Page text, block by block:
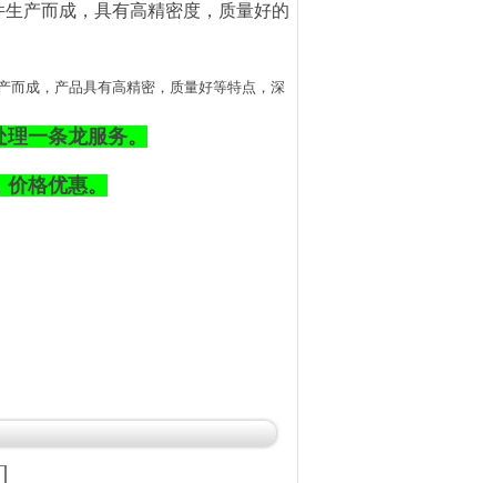
产而成，具有高精密度，质量好的
而成，产品具有高精密，质量好等特点，深
一条龙服务。
格优惠。